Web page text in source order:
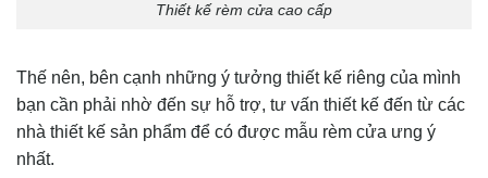
Thiết kế rèm cửa cao cấp
Thế nên, bên cạnh những ý tưởng thiết kế riêng của mình
bạn cần phải nhờ đến sự hỗ trợ, tư vấn thiết kế đến từ các
nhà thiết kế sản phẩm để có được mẫu rèm cửa ưng ý
nhất.